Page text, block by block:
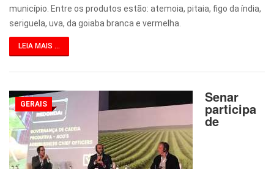
município. Entre os produtos estão: atemoia, pitaia, figo da índia,
seriguela, uva, da goiaba branca e vermelha.
LEIA MAIS ...
GERAIS Senar
participa
de